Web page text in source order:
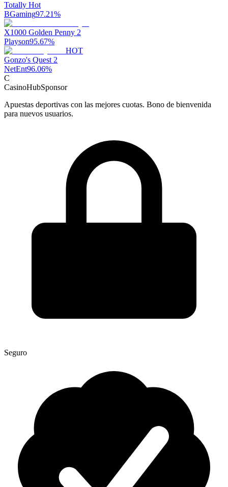
Totally Hot
BGaming97.21%
X1000 Golden Penny 2
Playson95.67%
HOT
Gonzo's Quest 2
NetEnt96.06%
C
CasinoHubSponsor
Apuestas deportivas con las mejores cuotas. Bono de bienvenida
para nuevos usuarios.
Seguro